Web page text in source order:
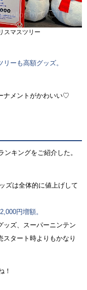
スマスツリー
ーも高額グッズ。
ナメントがかわいい♡
キングをご紹介した。
ズは全体的に値上げして
円増額。
ッズ、スーパーニンテン
スタート時よりもかなり
！